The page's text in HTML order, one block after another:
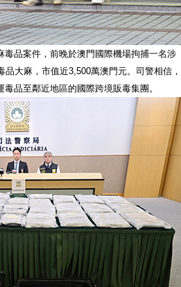
毒品案件，前晚於澳門國際機場拘捕一名涉
大麻，市值近3,500萬澳門元。司警相信，
品至鄰近地區的國際跨境販毒集團。